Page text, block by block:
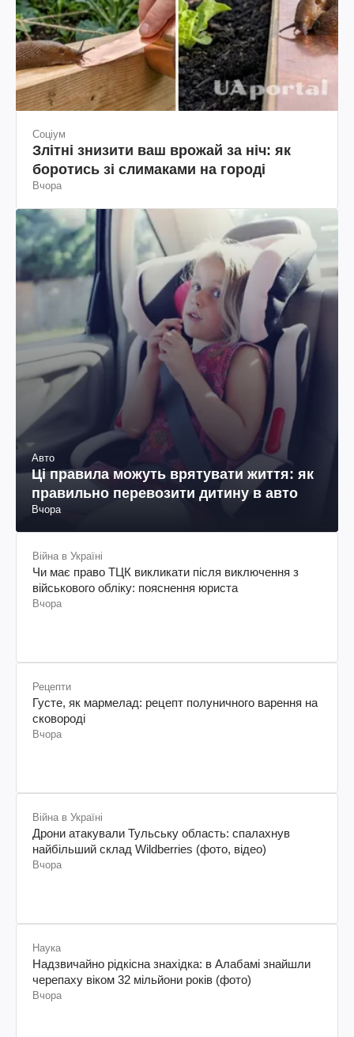
Соціум
Злітні знизити ваш врожай за ніч: як
боротись зі слимаками на городі
Вчора
Авто
Ці правила можуть врятувати життя: як
правильно перевозити дитину в авто
Вчора
Війна в Україні
Чи має право ТЦК викликати після виключення з
військового обліку: пояснення юриста
Вчора
Рецепти
Густе, як мармелад: рецепт полуничного варення на
сковороді
Вчора
Війна в Україні
Дрони атакували Тульську область: спалахнув
найбільший склад Wildberries (фото, відео)
Вчора
Наука
Надзвичайно рідкісна знахідка: в Алабамі знайшли
черепаху віком 32 мільйони років (фото)
Вчора